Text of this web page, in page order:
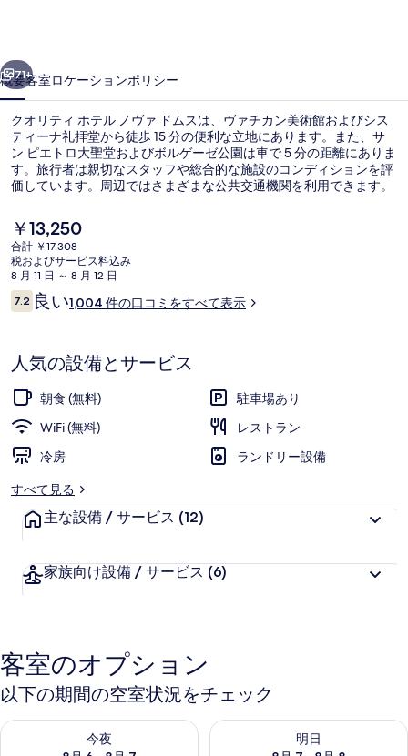
ル
ノ
ヴ
ァ
ド
ム
ス
の
写
ギ
ャ
ラ
リ
ー
71+
概要客室ロケーションポリシー
クオリティ ホテル ノヴァ ドムスは、ヴァチカン美術館およびシス
ティーナ礼拝堂から徒歩 15 分の便利な立地にあります。また、サ
ン ピエトロ大聖堂およびボルゲーゼ公園は車で 5 分の距離にありま
す。旅行者は親切なスタッフや総合的な施設のコンディションを評
価しています。周辺ではさまざまな公共交通機関を利用できます。
所までは 10 分です。
現
在
の
料
金
は
す
￥13,250
合計 ￥17,308
税およびサービス料込み
8 月 11 日 ～ 8 月 12 日
口
コ
7.210段階中7.2
良い1,004 件の口コミをすべて表示
人気の設備とサービス
朝食 (無料)
駐車場あり
WiFi (無料)
レストラン
冷房
ランドリー設備
すべて見る
主な設備 / サービス (12)
家族向け設備 / サービス (6)
客室のオプション
以下の期間の空室状況をチェック
今夜
今夜 8月 6 - 8月 7 の空室状況をチェック
明日
明日 8月 7 - 8月 8 の空室状況